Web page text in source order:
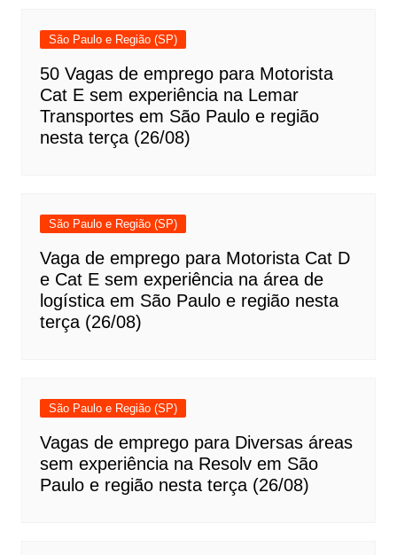
São Paulo e Região (SP)
50 Vagas de emprego para Motorista
Cat E sem experiência na Lemar
Transportes em São Paulo e região
nesta terça (26/08)
São Paulo e Região (SP)
Vaga de emprego para Motorista Cat D
e Cat E sem experiência na área de
logística em São Paulo e região nesta
terça (26/08)
São Paulo e Região (SP)
Vagas de emprego para Diversas áreas
sem experiência na Resolv em São
Paulo e região nesta terça (26/08)